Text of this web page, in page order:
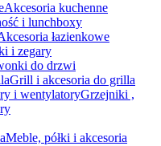
Akcesoria kuchenne
i lunchboxy
łazienkowe
i zegary
do drzwi
Grill i akcesoria do grilla
Grzejniki ,
Meble, półki i akcesoria